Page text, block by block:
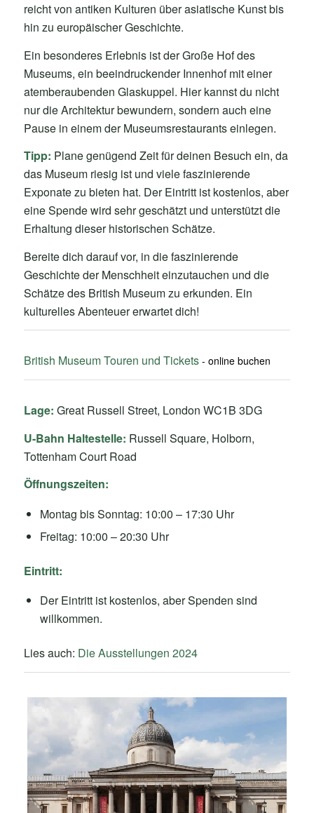
reicht von antiken Kulturen über asiatische Kunst bis
hin zu europäischer Geschichte.
Ein besonderes Erlebnis ist der Große Hof des
Museums, ein beeindruckender Innenhof mit einer
atemberaubenden Glaskuppel. Hier kannst du nicht
nur die Architektur bewundern, sondern auch eine
Pause in einem der Museumsrestaurants einlegen.
Tipp: Plane genügend Zeit für deinen Besuch ein, da
das Museum riesig ist und viele faszinierende
Exponate zu bieten hat. Der Eintritt ist kostenlos, aber
eine Spende wird sehr geschätzt und unterstützt die
Erhaltung dieser historischen Schätze.
Bereite dich darauf vor, in die faszinierende
Geschichte der Menschheit einzutauchen und die
Schätze des British Museum zu erkunden. Ein
kulturelles Abenteuer erwartet dich!
British Museum Touren und Tickets
Lage: Great Russell Street, London WC1B 3DG
U-Bahn Haltestelle: Russell Square, Holborn,
Tottenham Court Road
Öffnungszeiten:
Montag bis Sonntag: 10:00 – 17:30 Uhr
Freitag: 10:00 – 20:30 Uhr
Eintritt:
Der Eintritt ist kostenlos, aber Spenden sind
willkommen.
Lies auch: Die Ausstellungen 2024